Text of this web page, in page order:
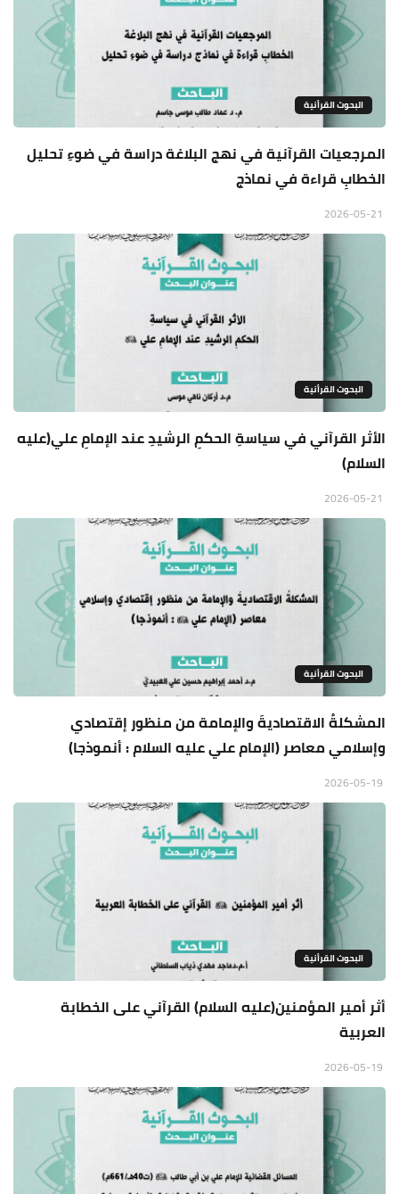
البحوث القرأنية
المرجعيات القرآنية في نهج البلاغة دراسة في ضوءِ تحليل
الخطابِ قراءة في نماذج
البحوث القرأنية
الأثر القرآني في سياسةِ الحكمِ الرشيدِ عند الإمامِ علي(عليه
السلام)
البحوث القرأنية
المشكلةُ الاقتصاديةَ والإمامة من منظور إقتصادي
وإسلامي معاصر (الإمام علي عليه السلام : أنموذجا)
البحوث القرأنية
أثر أمير المؤمنين(عليه السلام) القرآني على الخطابة
العربية